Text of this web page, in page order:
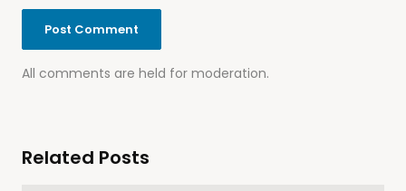
All comments are held for moderation.
Related Posts